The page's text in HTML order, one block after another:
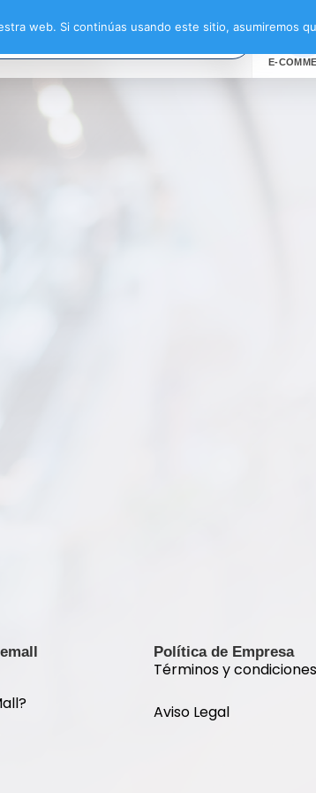
E-
Política de Empresa
Términos y condiciones
Aviso Legal
web. Si continúas usando este sitio, asumiremos